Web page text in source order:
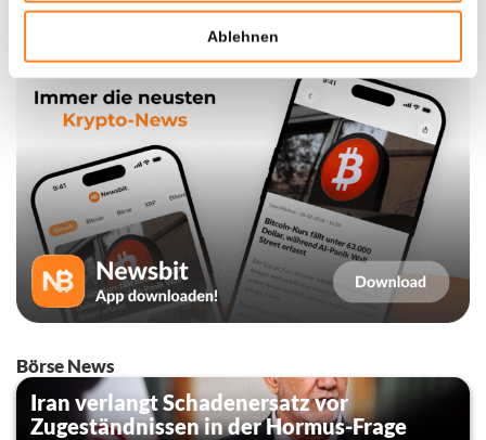
Ablehnen
Börse News
Iran verlangt Schadenersatz vor
Zugeständnissen in der Hormus-Frage